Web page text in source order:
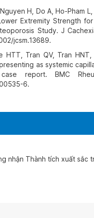
nhận Thành tích xuất sắc
H, Do A, Ho-Pham
Extremity Strength
Study. J
jcsm.13689.
HTT, Tran QV, Tran
as systemic
report. BMC
6.